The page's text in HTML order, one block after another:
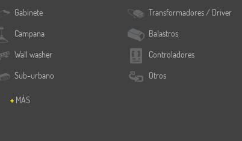
Gabinete
Campana
Wall washer
Sub-urbano
MÁS
Transformadores / Driver
Balastros
Controladores
Otros